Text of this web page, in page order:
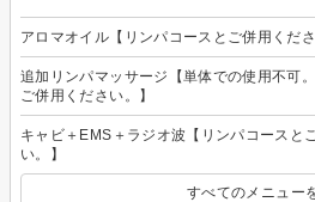
アロマオイル【リンパコースとご併用くださ
追加リンパマッサージ【単体での使用不可
ご併用ください。】
キャビ＋EMS＋ラジオ波【リンパコースと
い。】
すべてのメニュー